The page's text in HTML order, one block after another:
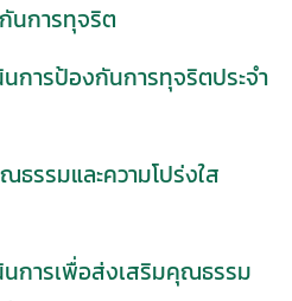
นการทุจริต
การป้องกันการทุจริตประจำ
ธรรมและความโปร่งใส
นการเพื่อส่งเสริมคุณธรรม